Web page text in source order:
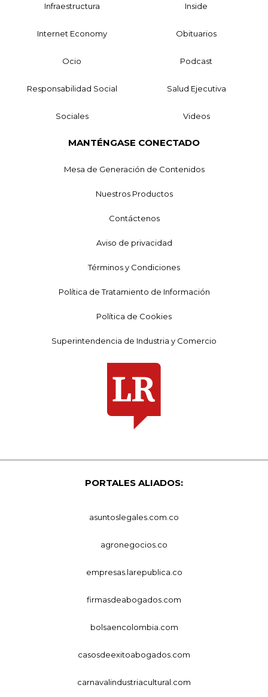
Infraestructura Inside
Internet Economy Obituarios
Ocio Podcast
Responsabilidad Social Salud Ejecutiva
Sociales Videos
MANTÉNGASE CONECTADO
Mesa de Generación de Contenidos
Nuestros Productos
Contáctenos
Aviso de privacidad
Términos y Condiciones
Política de Tratamiento de Información
Política de Cookies
Superintendencia de Industria y Comercio
PORTALES ALIADOS:
asuntoslegales.com.co
agronegocios.co
empresas.larepublica.co
firmasdeabogados.com
bolsaencolombia.com
casosdeexitoabogados.com
carnavalindustriacultural.com